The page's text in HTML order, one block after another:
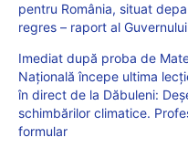
pentru România, situat
regres – raport al
Imediat după proba de
Națională începe ultima
în direct de la Dăbuleni:
schimbărilor climatice.
formular